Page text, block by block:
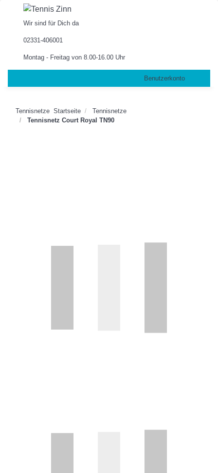
Wir sind für Dich da
02331-406001
Montag - Freitag von 8.00-16.00 Uhr
Benutzerkonto
Tennisnetze Startseite
Tennisnetze
Tennisnetz Court Royal TN90